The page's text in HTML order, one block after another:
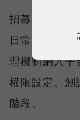
招募只是第
日常營運的
理機制納入平
權限設定、
階段。